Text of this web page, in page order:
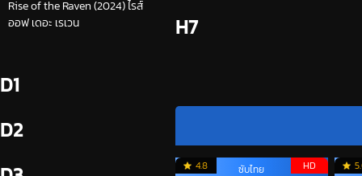
Rise of the Raven (2024) ไรส์
ออฟ เดอะ เรเวน
D1
D2
H7
4.8 HD
ซับไทย